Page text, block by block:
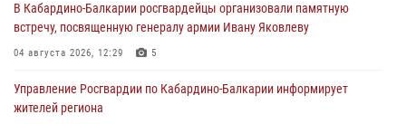
В Кабардино-Балкарии росгвардейцы организовали памятную
встречу, посвященную генералу армии Ивану Яковлеву
04 августа 2026, 12:29 5
Управление Росгвардии по Кабардино-Балкарии информирует
жителей региона